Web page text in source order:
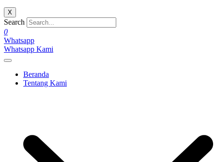
X
Search
0
Whatsapp
Whatsapp Kami
Beranda
Tentang Kami